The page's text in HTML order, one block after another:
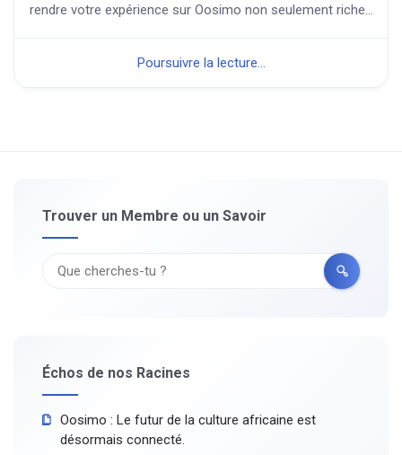
rendre votre expérience sur Oosimo non seulement riche...
Poursuivre la lecture...
Trouver un Membre ou un Savoir
Échos de nos Racines
Oosimo : Le futur de la culture africaine est
désormais connecté.